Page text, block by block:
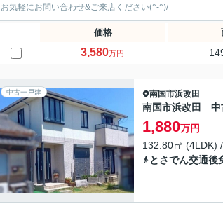
お気軽にお問い合わせ&ご来店ください‍(^-^)/
価格
3,580万円
中古一戸建 南国市浜改田
南国市浜改田 中
1,880万円
132.80㎡ (4LDK)
とさでん交通後